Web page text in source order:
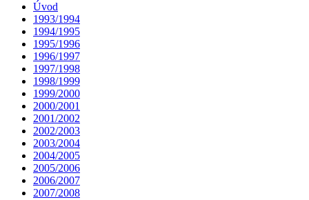
Úvod
1993/1994
1994/1995
1995/1996
1996/1997
1997/1998
1998/1999
1999/2000
2000/2001
2001/2002
2002/2003
2003/2004
2004/2005
2005/2006
2006/2007
2007/2008